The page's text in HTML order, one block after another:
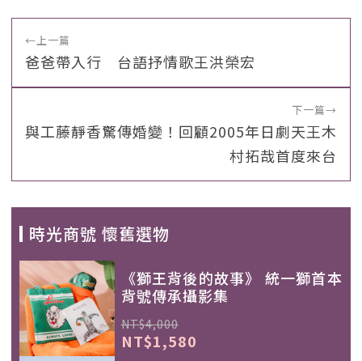
←上一篇
爸爸帶入行 台語抒情歌王洪榮宏
下一篇→
與工藤靜香驚傳婚變！回顧2005年日劇天王木
村拓哉首度來台
時光商號 懷舊選物
《獅王背後的故事》 統一獅首本
背號傳承攝影集
NT$4,000
NT$1,580